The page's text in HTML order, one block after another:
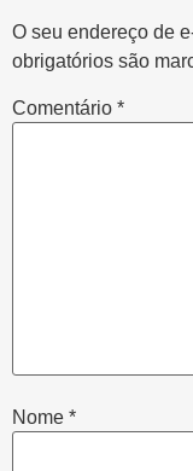
O seu endereço de
obrigatórios são
Comentário *
Nome *